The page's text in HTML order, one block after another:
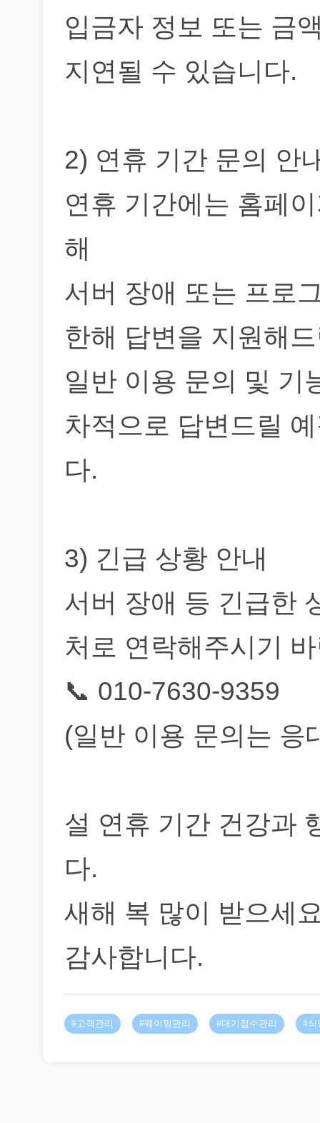
입금자 정보 또는 금
지연될 수 있습니다.
2) 연휴 기간 문의 안
연휴 기간에는 홈페
해
서버 장애 또는 프로
한해 답변을 지원해
일반 이용 문의 및 기
차적으로 답변드릴
다.
3) 긴급 상황 안내
서버 장애 등 긴급한
처로 연락해주시기
📞 010-7630-9359
(일반 이용 문의는 응
설 연휴 기간 건강과
다.
새해 복 많이 받으세
감사합니다.
#고객관리 #웨이팅관리 #대기접수관리 #식